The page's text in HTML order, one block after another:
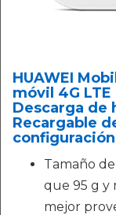
HUAWEI
móvil 4G
Descarga de
Recargable
Tamaño
que 95 g y
mejor